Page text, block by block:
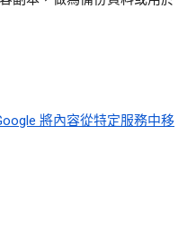
將內容從特定服務中移